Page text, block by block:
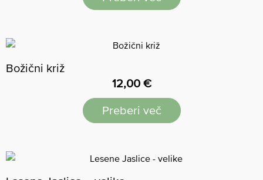
Božični križ
12,00 €
Preberi več